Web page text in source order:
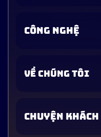
CÔNG NGHỆ
VỀ CHÚNG TÔI
CHUYỆN